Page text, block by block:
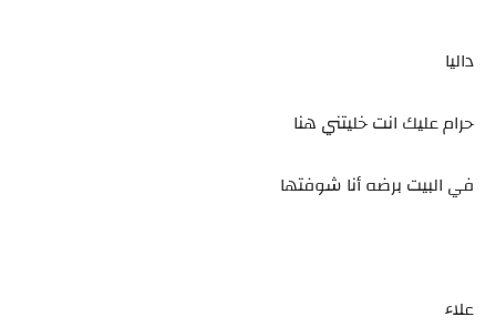
داليا
حرام عليك انت خليتني هنا
في البيت برضه أنا شوفتها
علاء